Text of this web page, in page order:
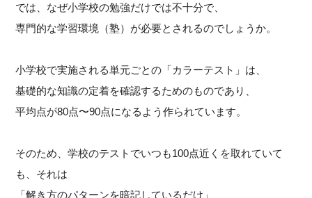
では、なぜ小学校の勉強だけでは不十分で、
専門的な学習環境（塾）が必要とされるのでしょうか。
小学校で実施される単元ごとの「カラーテスト」は、
基礎的な知識の定着を確認するためのものであり、
平均点が80点〜90点になるよう作られています。
そのため、学校のテストでいつも100点近くを取れていて
も、それは
「解き方のパターンを暗記しているだけ」